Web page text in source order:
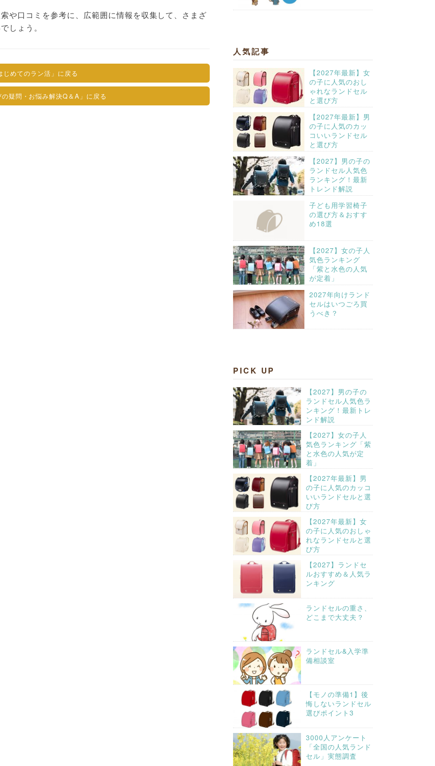
や口コミを参考に、広範囲に情報を収集して、さまざ
しょう。
じめてのラン活」に戻る
の疑問・お悩み解決Q＆A」に戻る
人気記事
【2027年最新】女
の子に人気のおし
ゃれなランドセル
と選び方
【2027年最新】男
の子に人気のカッ
コいいランドセル
と選び方
【2027】男の子の
ランドセル人気色
ランキング！最新
トレンド解説
子ども用学習椅子
の選び方＆おすす
め18選
【2027】女の子人
気色ランキング
「紫と水色の人気
が定着」
2027年向けランド
セルはいつごろ買
うべき？
PICK UP
【2027】男の子の
ランドセル人気色ラ
ンキング！最新トレ
ンド解説
【2027】女の子人
気色ランキング「紫
と水色の人気が定
着」
【2027年最新】男
の子に人気のカッコ
いいランドセルと選
び方
【2027年最新】女
の子に人気のおしゃ
れなランドセルと選
び方
【2027】ランドセ
ルおすすめ＆人気ラ
ンキング
ランドセルの重さ、
どこまで大丈夫？
ランドセル&入学準
備相談室
【モノの準備1】後
悔しないランドセル
選びポイント3
3000人アンケート
「全国の人気ランド
セル」実態調査